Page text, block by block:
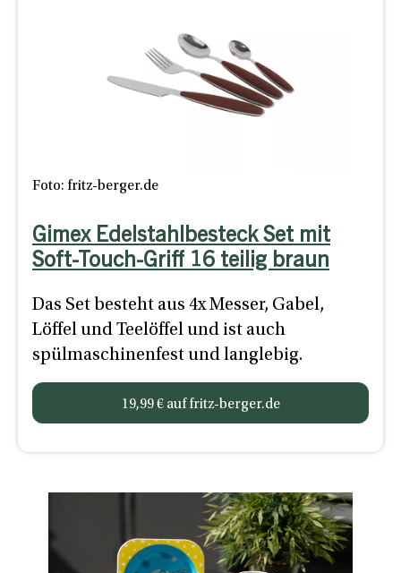
Foto: fritz-berger.de
Gimex Edelstahlbesteck Set mit
Soft-Touch-Griff 16 teilig braun
Das Set besteht aus 4x Messer, Gabel,
Löffel und Teelöffel und ist auch
spülmaschinenfest und langlebig.
19,99 € auf fritz-berger.de